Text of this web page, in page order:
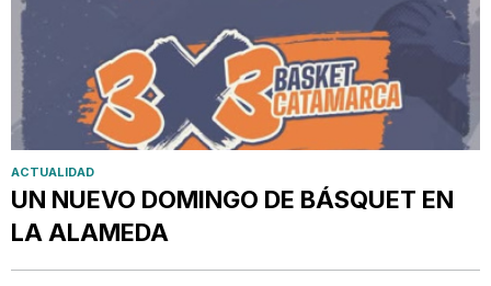
ACTUALIDAD
UN NUEVO DOMINGO DE BÁSQUET EN
LA ALAMEDA